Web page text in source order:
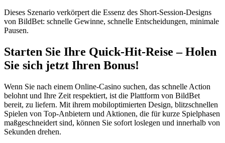
Dieses Szenario verkörpert die Essenz des Short‑Session-Designs
von BildBet: schnelle Gewinne, schnelle Entscheidungen, minimale
Pausen.
Starten Sie Ihre Quick‑Hit-Reise – Holen
Sie sich jetzt Ihren Bonus!
Wenn Sie nach einem Online-Casino suchen, das schnelle Action
belohnt und Ihre Zeit respektiert, ist die Plattform von BildBet
bereit, zu liefern. Mit ihrem mobiloptimierten Design, blitzschnellen
Spielen von Top-Anbietern und Aktionen, die für kurze Spielphasen
maßgeschneidert sind, können Sie sofort loslegen und innerhalb von
Sekunden drehen.